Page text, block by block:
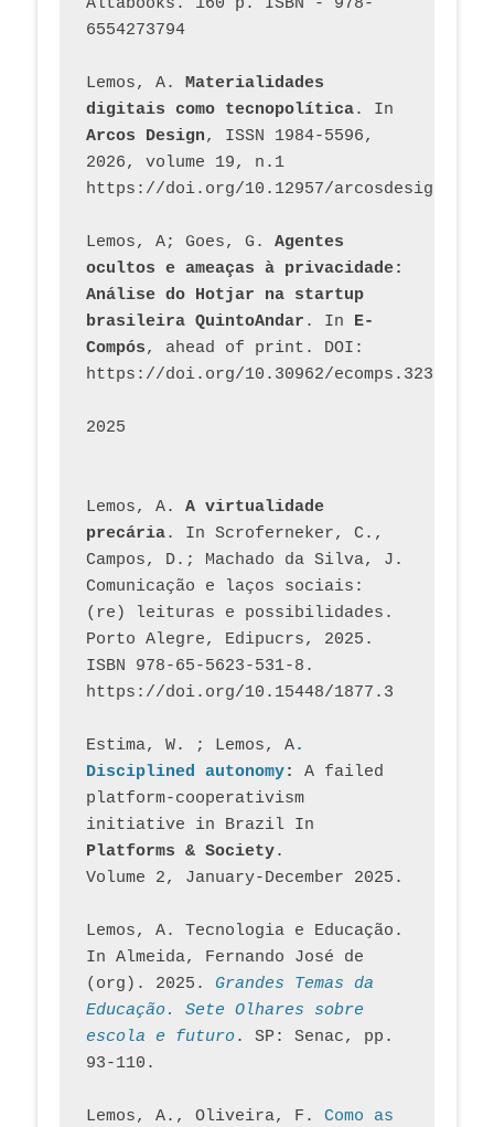
6554273794
Lemos, A. Materialidades
digitais como tecnopolítica
Arcos Design, ISSN 1984-5596,
2026, volume 19, n.1
https://doi.org/10.12957/
Lemos, A; Goes, G. Agentes
ocultos e ameaças à privacidade:
Análise do Hotjar na startup
brasileira QuintoAndar . In E-
Compós, ahead of print. DOI:
https://doi.org/10.30962/ecomps.3231
2025
Lemos, A. A virtualidade
precária. In Scroferneker, C.,
Campos, D.; Machado da Silva, J.
Comunicação e laços sociais:
(re) leituras e possibilidades.
Porto Alegre, Edipucrs, 2025.
ISBN 978-65-5623-531-8.
https://doi.org/10.15448/1877.3
Estima, W. ; Lemos, A.
Disciplined autonomy: A failed
platform-cooperativism
initiative in Brazil In
Platforms & Society.
Volume 2, January-December 2025.
Lemos, A. Tecnologia e Educação.
In Almeida, Fernando José de
(org). 2025. Grandes Temas da
Educação. Sete Olhares sobre
escola e futuro. SP: Senac, pp.
93-110.
Lemos, A., Oliveira, F. Como as